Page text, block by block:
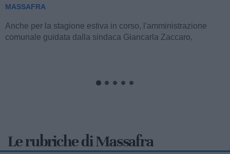
MASSAFRA
Anche per la stagione estiva in corso, l'amministrazione
comunale guidata dalla sindaca Giancarla Zaccaro,
Le rubriche di Massafra